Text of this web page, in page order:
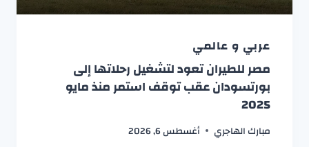
عربي و عالمي
مصر للطيران تعود لتشغيل رحلاتها إلى
بورتسودان عقب توقف استمر منذ مايو
2025
مبارك الهاجري أغسطس 6, 2026